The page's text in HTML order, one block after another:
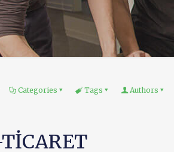
Categories Tags Authors